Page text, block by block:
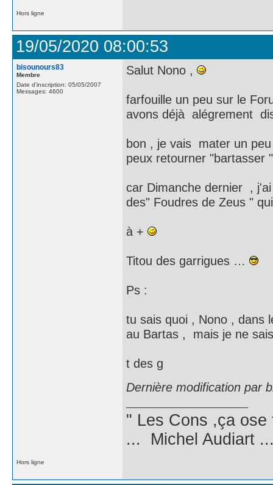
Hors ligne
19/05/2020 08:00:53
bisounours83
Membre
Date d'inscription: 05/05/2007
Messages: 4600
Salut Nono ,
farfouille un peu sur le
avons déjà alégrement
bon , je vais mater un
peux retourner
car Dimanche dernier ,
des" Foudres de Zeus "
à +
Titou des garrigues …
Ps :
tu sais quoi , Nono ,
au Bartas , mais je ne
t des g
Dernière modification par
" Les Cons ,ça
... Michel Audiart
Hors ligne